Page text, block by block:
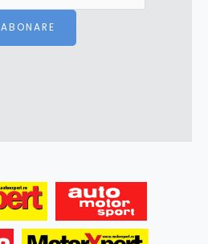
ABONARE